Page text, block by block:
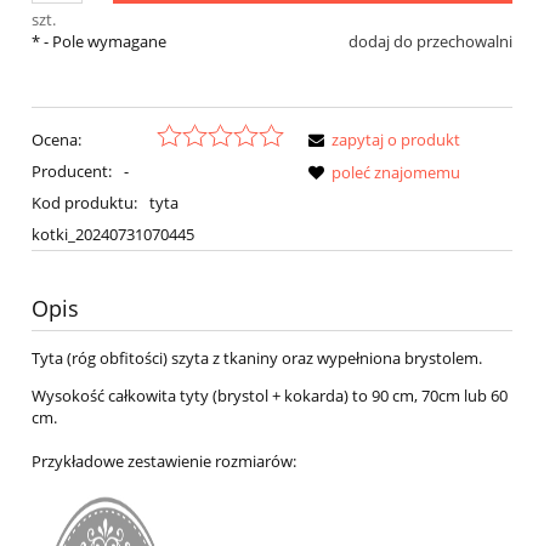
szt.
dodaj do przechowalni
*- Pole wymagane
Ocena:
Producent: -
Kod produktu: tyta
kotki_20240731070445
zapytaj o produkt
poleć znajomemu
Opis
Tyta (róg obfitości) szyta z tkaniny oraz wypełniona brystolem.
Wysokość całkowita tyty (brystol + kokarda) to 90 cm, 70cm lub 60
cm.
Przykładowe zestawienie rozmiarów: